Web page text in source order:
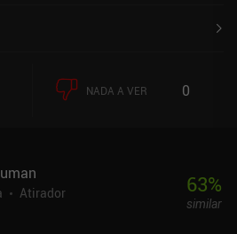
versão em inglês do jogo a
NADA A VER 0
Atirador
63%
similar